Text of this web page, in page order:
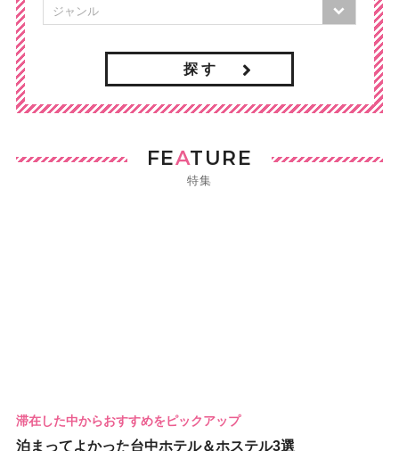
探 す
FEATURE
特集
滞在した中からおすすめをピックアップ
泊まってよかった台中ホテル＆ホステル3選